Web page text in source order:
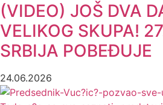
(VIDEO) JOŠ DVA
VELIKOG SKUPA!
SRBIJA POBEĐUJE
24.06.2026